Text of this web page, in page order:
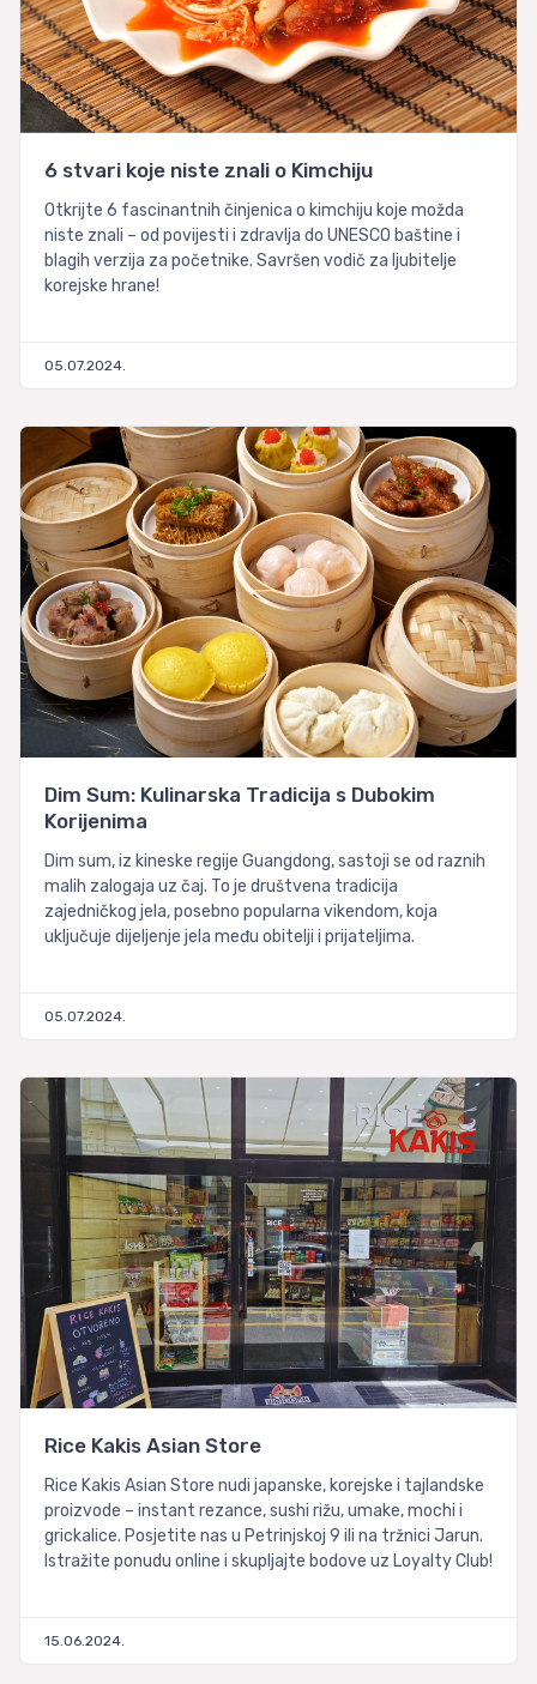
6 stvari koje niste znali o Kimchiju
Otkrijte 6 fascinantnih činjenica o kimchiju koje možda
niste znali – od povijesti i zdravlja do UNESCO baštine i
blagih verzija za početnike. Savršen vodič za ljubitelje
korejske hrane!
05.07.2024.
Dim Sum: Kulinarska Tradicija s Dubokim
Korijenima
Dim sum, iz kineske regije Guangdong, sastoji se od raznih
malih zalogaja uz čaj. To je društvena tradicija
zajedničkog jela, posebno popularna vikendom, koja
uključuje dijeljenje jela među obitelji i prijateljima.
05.07.2024.
Rice Kakis Asian Store
Rice Kakis Asian Store nudi japanske, korejske i tajlandske
proizvode – instant rezance, sushi rižu, umake, mochi i
grickalice. Posjetite nas u Petrinjskoj 9 ili na tržnici Jarun.
Istražite ponudu online i skupljajte bodove uz Loyalty Club!
15.06.2024.